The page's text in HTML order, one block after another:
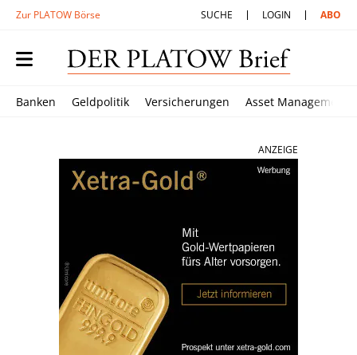
Zur PLATOW Börse SUCHE LOGIN ABO
Banken Geldpolitik Versicherungen Asset Management
ANZEIGE